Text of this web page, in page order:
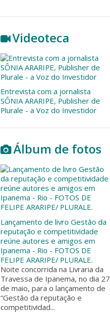
Videoteca
Entrevista com a jornalista
SÔNIA ARARIPE, Publisher de
Plurale - a Voz do Investidor
Álbum de fotos
Lançamento de livro Gestão da
reputação e competitividade
reúne autores e amigos em
Ipanema - Rio - FOTOS DE
FELIPE ARARIPE/ PLURALE.
Noite concorrida na Livraria da
Travessa de Ipanema, no dia 27
de maio, para o lançamento de
“Gestão da reputação e
competitividad...